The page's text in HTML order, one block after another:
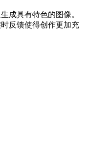
成具有特色的图像。
反馈使得创作更加充